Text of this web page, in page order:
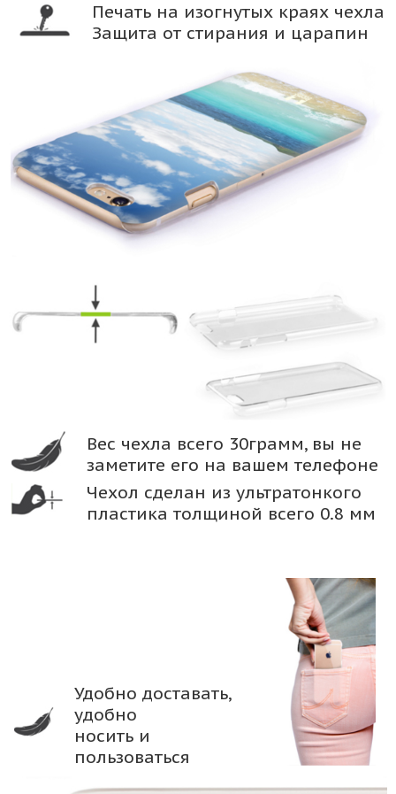
Печать на изогнутых краях чехла
Защита от стирания и царапин
Вес чехла всего 30грамм, вы не
заметите его на вашем телефоне
Чехол сделан из ультратонкого
пластика толщиной всего 0.8 мм
Удобно доставать,
удобно
носить и
пользоваться